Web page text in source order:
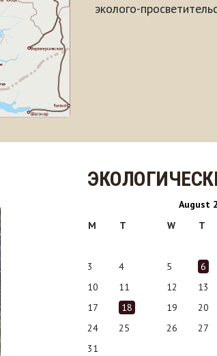
эколого-
August
M
T W T
3
4 5 6
10
11 12 13
17
18 19 20
24
25 26 27
31